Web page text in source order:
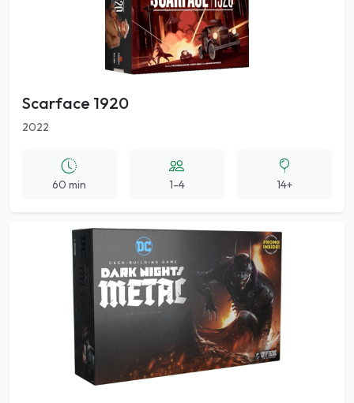
Scarface 1920
2022
60 min 1-4 14+